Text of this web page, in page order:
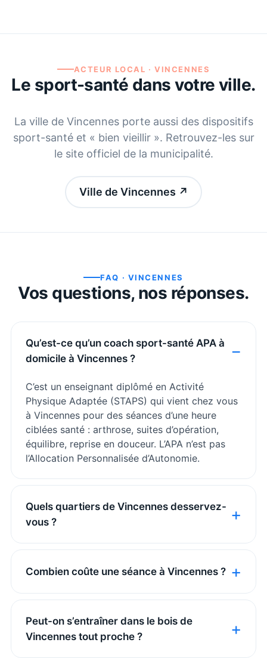
ACTEUR LOCAL ·VINCENNES
Le sport-santé dans votre ville.
La ville de Vincennesporte aussi des dispositifs
sport-santé et « bien vieillir ». Retrouvez-les sur
le site officiel de la municipalité.
Ville de Vincennes ↗
FAQ · VINCENNES
Vos questions, nos réponses.
Qu’est-ce qu’un coach sport-santé APA à
domicile à Vincennes ?
C’est un enseignant diplômé en Activité
Physique Adaptée (STAPS) qui vient chez vous
à Vincennes pour des séances d’une heure
ciblées santé : arthrose, suites d’opération,
équilibre, reprise en douceur. L’APA n’est pas
l’Allocation Personnalisée d’Autonomie.
Quels quartiers de Vincennes desservez-
vous ?
Combien coûte une séance à Vincennes ?
Peut-on s’entraîner dans le bois de
Vincennes tout proche ?